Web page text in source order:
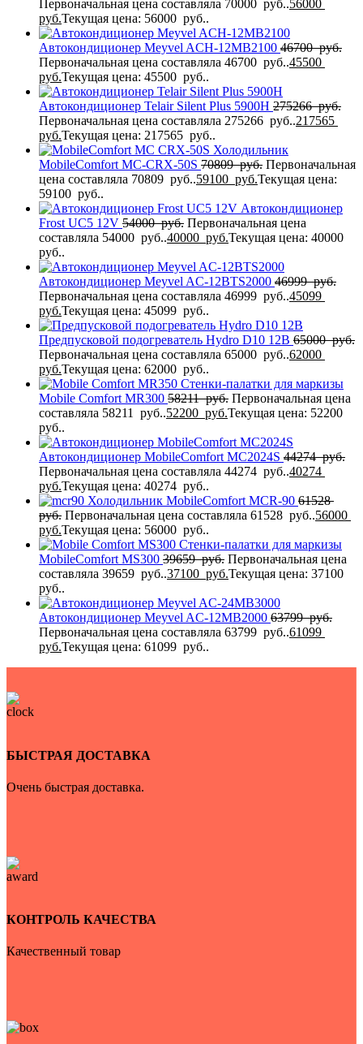
Первоначальная цена составляла 70000 руб..56000
руб.Текущая цена: 56000 руб..
Автокондиционер Meyvel ACH-12MB2100 46700руб.
Первоначальная цена составляла 46700 руб..45500
руб.Текущая цена: 45500 руб..
Автокондиционер Telair Silent Plus 5900H 275266руб.
Первоначальная цена составляла 275266 руб..217565
руб.Текущая цена: 217565 руб..
Холодильник
MobileComfort MC-CRX-50S 70809руб. Первоначальная
цена составляла 70809 руб..59100 руб.Текущая цена:
59100 руб..
Автокондиционер
Frost UC5 12V 54000руб. Первоначальная цена
составляла 54000 руб..40000 руб.Текущая цена: 40000
руб..
Автокондиционер Meyvel AC-12BTS2000 46999руб.
Первоначальная цена составляла 46999 руб..45099
руб.Текущая цена: 45099 руб..
Предпусковой подогреватель Hydro D10 12В 65000руб.
Первоначальная цена составляла 65000 руб..62000
руб.Текущая цена: 62000 руб..
Стенки-палатки для маркизы
Mobile Comfort MR300 58211руб. Первоначальная цена
составляла 58211 руб..52200 руб.Текущая цена: 52200
руб..
Автокондиционер MobileComfort MC2024S 44274руб.
Первоначальная цена составляла 44274 руб..40274
руб.Текущая цена: 40274 руб..
Холодильник MobileComfort MCR-90 61528
руб. Первоначальная цена составляла 61528 руб..56000
руб.Текущая цена: 56000 руб..
Стенки-палатки для маркизы
MobileComfort МS300 39659руб. Первоначальная цена
составляла 39659 руб..37100 руб.Текущая цена: 37100
руб..
Автокондиционер Meyvel AC-12MB2000 63799руб.
Первоначальная цена составляла 63799 руб..61099
руб.Текущая цена: 61099 руб..
БЫСТРАЯ ДОСТАВКА
Очень быстрая доставка.
КОНТРОЛЬ КАЧЕСТВА
Качественный товар